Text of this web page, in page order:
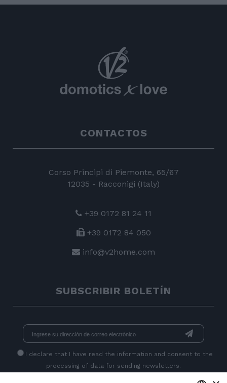
CONTACTOS
Corso Principi di Piemonte, 65/67
12035 - Racconigi (Italy)
+39 0172 81 24 11
+39 0172 84 050
info@v2home.com
SUBSCRIBIR BOLETÍN
I declare that I have read the information and consent to the
processing of data for sending newsletters.